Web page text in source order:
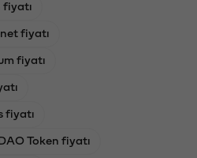
fiyatı
fiyatı
fiyatı
Token fiyatı